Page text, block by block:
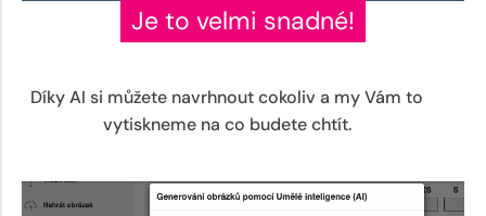
Je to velmi snadné!
Díky AI si můžete navrhnout cokoliv a my Vám to
vytiskneme na co budete chtít.